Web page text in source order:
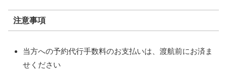
注意事項
当方への予約代行手数料のお支払いは、渡航前にお済ま
せください